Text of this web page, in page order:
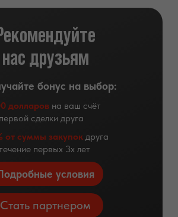
нас друзьям
условия
бонус на выбор:
долларов на ваш счёт
сделки друга
от суммы закупок друга
первых 3х лет
Стать партнером